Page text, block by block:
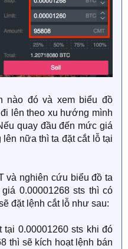
nào đó và xem biểu đồ
lên theo xu hướng mình
quay đầu đến mức giá
nữa thì ta đặt cắt lỗ tại
và nghiên cứu biểu đồ ta
0.00001268 sts thì có
đặt lệnh cắt lỗ như sau:
tại 0.00001260 sts khi đó
thì sẽ kích hoạt lệnh bán